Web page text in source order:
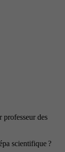
des
scientifique ?